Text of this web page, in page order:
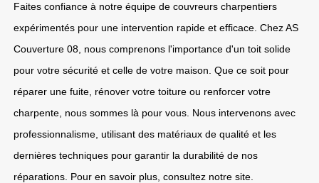
Faites confiance à notre équipe de couvreurs charpentiers
expérimentés pour une intervention rapide et efficace. Chez AS
Couverture 08, nous comprenons l'importance d'un toit solide
pour votre sécurité et celle de votre maison. Que ce soit pour
réparer une fuite, rénover votre toiture ou renforcer votre
charpente, nous sommes là pour vous. Nous intervenons avec
professionnalisme, utilisant des matériaux de qualité et les
dernières techniques pour garantir la durabilité de nos
réparations. Pour en savoir plus, consultez notre site.